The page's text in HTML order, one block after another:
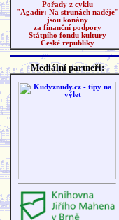
Pořady z cyklu
"Agadir: Na strunách naděje"
jsou konány
za finanční podpory
Státního fondu kultury
České republiky
Mediální partneři: